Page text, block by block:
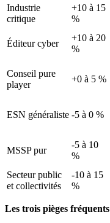
Industrie
critique
+10 à 15
%
Éditeur cyber
+10 à 20
%
Conseil pure
player
+0 à 5 %
ESN généraliste -5 à 0 %
MSSP pur
-5 à 10
%
Secteur public
et collectivités
-10 à 15
%
Les trois pièges fréquents